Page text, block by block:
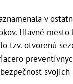
v
Hlavné
tzv. otvorenú
svojich